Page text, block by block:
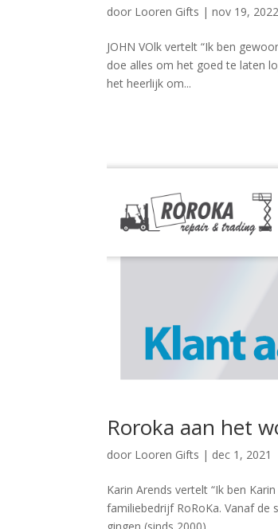
door Looren Gifts |nov 19, 2022
JOHN VOlk vertelt “Ik ben
doe alles om het goed te laten
het heerlijk om...
Roroka aan het
door Looren Gifts | dec 1, 2021
Karin Arends vertelt “Ik ben
familiebedrijf RoRoKa. Vanaf